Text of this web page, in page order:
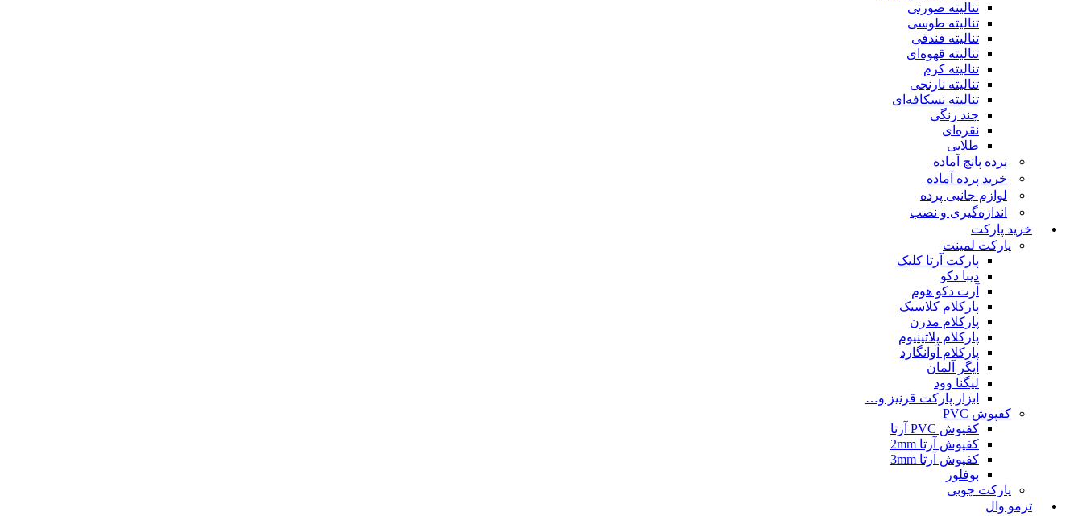
تنالیته صورتی
تنالیته طوسی
تنالیته فندقی
تنالیته قهوه‌ای
تنالیته کرم
تنالیته نارنجی
تنالیته نسکافه‌ای
چند رنگی
نقره‌ای
طلایی
پرده پانچ آماده
خرید پرده آماده
لوازم جانبی پرده
اندازه‌گیری و نصب
خرید پارکت
پارکت لمینت
پارکت آرتا کلیک
دیبا دکو
آرت دکو هوم
پارکلام کلاسیک
پارکلام مدرن
پارکلام پلاتینیوم
پارکلام آوانگارد
ایگر آلمان
لیگنا وود
ابزار پارکت قرنیز و…
کفپوش PVC
کفپوش PVC آرتا
کفپوش آرتا 2mm
کفپوش آرتا 3mm
بوفلور
پارکت چوبی
ترمو وال